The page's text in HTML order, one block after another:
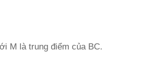
M là trung điểm của BC.